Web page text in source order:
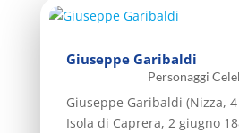
Giuseppe Garibaldi
Personaggi
Giuseppe Garibaldi (Nizza,
Isola di Caprera, 2 giugno